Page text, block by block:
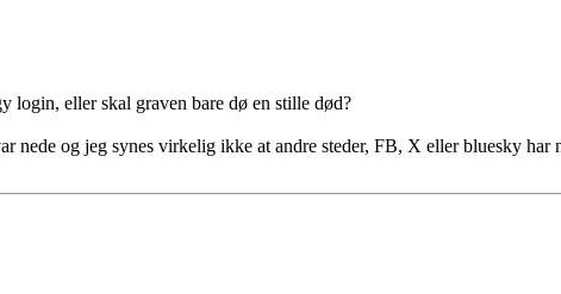
login, eller skal graven bare dø en stille død?
nede og jeg synes virkelig ikke at andre steder, FB, X eller bluesky har